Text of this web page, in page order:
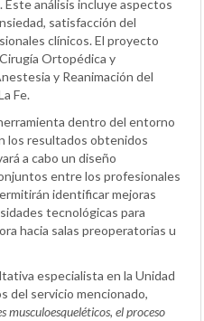
análisis incluye aspectos
satisfacción del
clínicos. El proyecto
Ortopédica y
y Reanimación del
Fe.
dentro del entorno
los resultados obtenidos
a cabo un diseño
entre los profesionales
identificar mejoras
tecnológicas para
hacia salas preoperatorias u
especialista en la Unidad
del servicio mencionado,
musculoesqueléticos, el proceso